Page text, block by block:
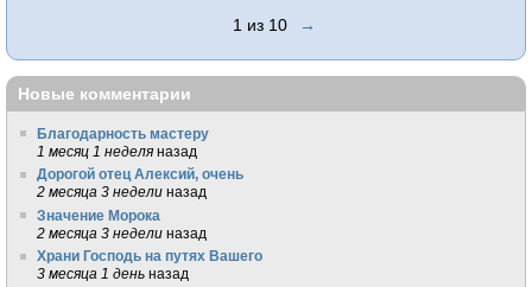
1 из 10 →
Новые комментарии
Благодарность мастеру
1 месяц 1 неделя назад
Дорогой отец Алексий, очень
2 месяца 3 недели назад
Значение Морока
2 месяца 3 недели назад
Храни Господь на путях Вашего
3 месяца 1 день назад